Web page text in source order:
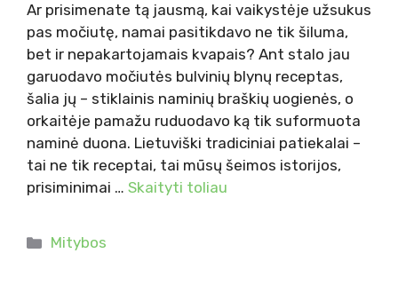
Ar prisimenate tą jausmą, kai vaikystėje užsukus
pas močiutę, namai pasitikdavo ne tik šiluma,
bet ir nepakartojamais kvapais? Ant stalo jau
garuodavo močiutės bulvinių blynų receptas,
šalia jų – stiklainis naminių braškių uogienės, o
orkaitėje pamažu ruduodavo ką tik suformuota
naminė duona. Lietuviški tradiciniai patiekalai –
tai ne tik receptai, tai mūsų šeimos istorijos,
prisiminimai … Skaityti toliau
Kategorijos
Mitybos